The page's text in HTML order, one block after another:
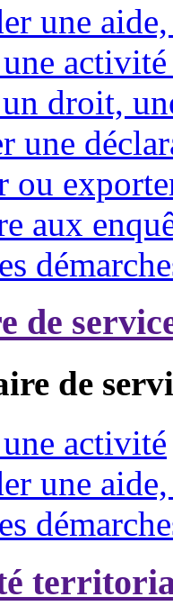
une
droit,
une
ou
aux
de
de
activité
une